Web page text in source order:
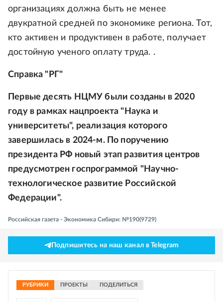
организациях должна быть не менее
двукратной средней по экономике региона. Тот,
кто активен и продуктивен в работе, получает
достойную ученого оплату труда. .
Справка "РГ"
Первые десять НЦМУ были созданы в 2020
году в рамках нацпроекта "Наука и
университеты", реализация которого
завершилась в 2024-м. По поручению
президента РФ новый этап развития центров
предусмотрен госпрограммой "Научно-
технологическое развитие Российской
Федерации".
Российская газета - Экономика Сибири: №190(9729)
Подпишитесь на наш канал в Telegram
РУБРИКИ ПРОЕКТЫ ПОДЕЛИТЬСЯ